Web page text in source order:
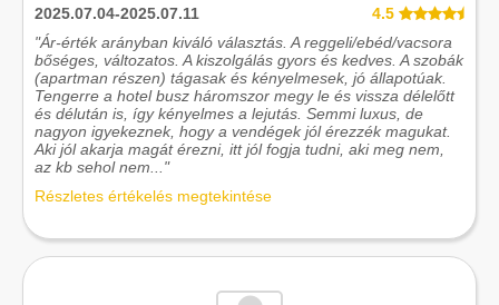
2025.07.04-2025.07.11
4.5
"Ár-érték arányban kiváló választás. A reggeli/ebéd/vacsora
bőséges, változatos. A kiszolgálás gyors és kedves. A szobák
(apartman részen) tágasak és kényelmesek, jó állapotúak.
Tengerre a hotel busz háromszor megy le és vissza délelőtt
és délután is, így kényelmes a lejutás. Semmi luxus, de
nagyon igyekeznek, hogy a vendégek jól érezzék magukat.
Aki jól akarja magát érezni, itt jól fogja tudni, aki meg nem,
az kb sehol nem..."
Részletes értékelés megtekintése